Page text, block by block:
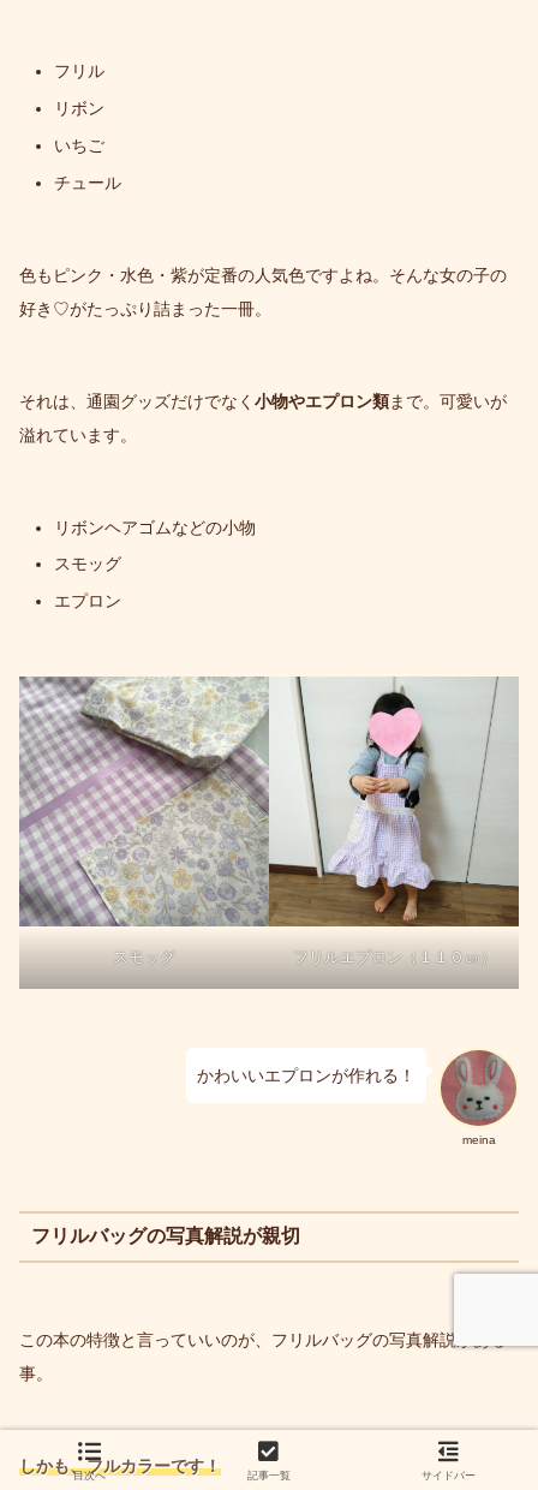
フリル
リボン
いちご
チュール
色もピンク・水色・紫が定番の人気色ですよね。そんな女の子の
好き♡がたっぷり詰まった一冊。
それは、通園グッズだけでなく 小物やエプロン類まで。可愛いが
溢れています。
リボンヘアゴムなどの小物
スモッグ
エプロン
スモッグ フリルエプロン（１１０㎝）
meina
かわいいエプロンが作れる！
フリルバッグの写真解説が親切
この本の特徴と言っていいのが、フリルバッグの写真解説がある
事。
しかも、フルカラーです！
目次へ 記事一覧 サイドバー